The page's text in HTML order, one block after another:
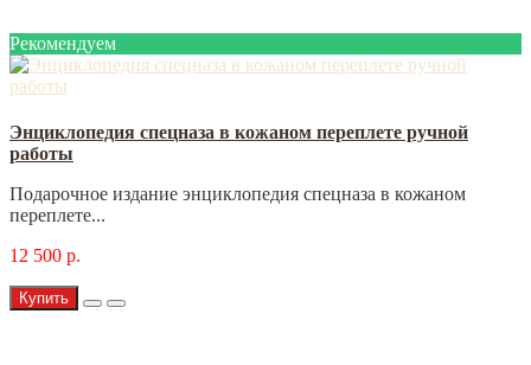
Рекомендуем
Энциклопедия спецназа в кожаном переплете ручной
работы
Подарочное издание энциклопедия спецназа в кожаном
переплете...
12 500 р.
Купить